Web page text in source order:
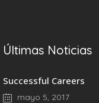
Últimas Noticias
Successful Careers
mayo 5, 2017